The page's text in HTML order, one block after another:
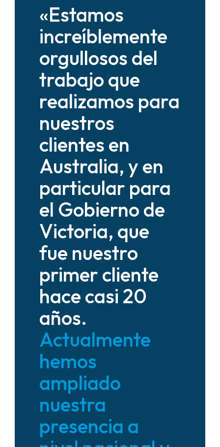
«Estamos
increíblemente
orgullosos del
trabajo que
realizamos para
nuestros
clientes en
Australia, y en
particular para
el Gobierno de
Victoria, que
fue nuestro
primer cliente
hace casi 20
años.
Actualmente
hemos
ampliado
nuestra
presencia a